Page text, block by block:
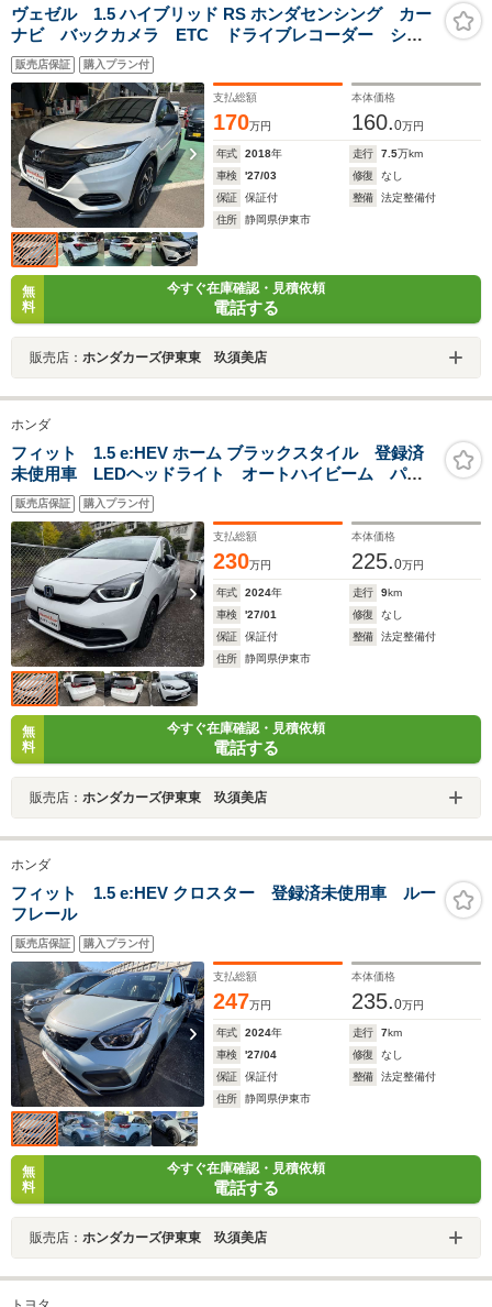
ヴェゼル 1.5 ハイブリッド RS ホンダセンシング カー
ナビ バックカメラ ETC ドライブレコーダー シー
トヒーター
販売店保証 購入プラン付
支払総額
170万円
本体価格
160.0万円
年式 2018年 走行 7.5万km
車検
'27/03 修復
なし
保証
保証付 整備
法定整備付
住所
静岡県伊東市
無
料
今すぐ在庫確認・見積依頼
電話する
販売店： ホンダカーズ伊東東 玖須美店
ホンダ
フィット 1.5 e:HEV ホーム ブラックスタイル 登録済
未使用車 LEDヘッドライト オートハイビーム パー
キングセンサー
販売店保証 購入プラン付
支払総額
230万円
本体価格
225.0万円
年式 2024年 走行 9km
車検
'27/01 修復
なし
保証
保証付 整備
法定整備付
住所
静岡県伊東市
無
料
今すぐ在庫確認・見積依頼
電話する
販売店： ホンダカーズ伊東東 玖須美店
ホンダ
フィット 1.5 e:HEV クロスター 登録済未使用車 ルー
フレール
販売店保証 購入プラン付
支払総額
247万円
本体価格
235.0万円
年式 2024年 走行 7km
車検
'27/04 修復
なし
保証
保証付 整備
法定整備付
住所
静岡県伊東市
無
料
今すぐ在庫確認・見積依頼
電話する
販売店： ホンダカーズ伊東東 玖須美店